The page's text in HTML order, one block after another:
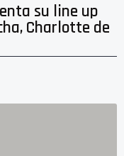
su line up
Charlotte de